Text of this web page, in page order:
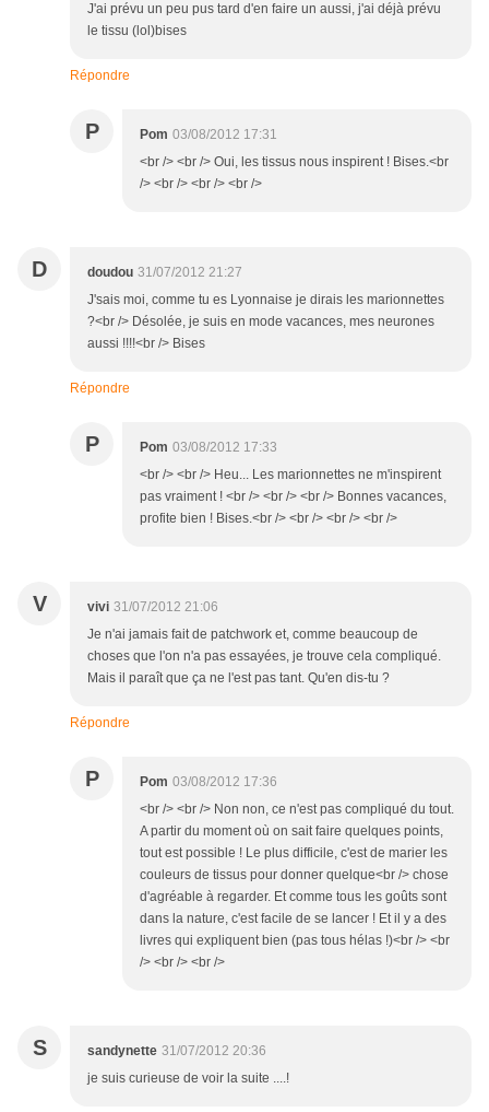
J'ai prévu un peu pus tard d'en faire un aussi, j'ai déjà prévu
le tissu (lol)bises
Répondre
P Pom 03/08/2012 17:31
<br /> <br /> Oui, les tissus nous inspirent ! Bises.<br
/> <br /> <br /> <br />
D doudou 31/07/2012 21:27
J'sais moi, comme tu es Lyonnaise je dirais les marionnettes
?<br /> Désolée, je suis en mode vacances, mes neurones
aussi !!!!<br /> Bises
Répondre
P Pom 03/08/2012 17:33
<br /> <br /> Heu... Les marionnettes ne m'inspirent
pas vraiment ! <br /> <br /> <br /> Bonnes vacances,
profite bien ! Bises.<br /> <br /> <br /> <br />
V vivi 31/07/2012 21:06
Je n'ai jamais fait de patchwork et, comme beaucoup de
choses que l'on n'a pas essayées, je trouve cela compliqué.
Mais il paraît que ça ne l'est pas tant. Qu'en dis-tu ?
Répondre
P Pom 03/08/2012 17:36
<br /> <br /> Non non, ce n'est pas compliqué du tout.
A partir du moment où on sait faire quelques points,
tout est possible ! Le plus difficile, c'est de marier les
couleurs de tissus pour donner quelque<br /> chose
d'agréable à regarder. Et comme tous les goûts sont
dans la nature, c'est facile de se lancer ! Et il y a des
livres qui expliquent bien (pas tous hélas !)<br /> <br
/> <br /> <br />
S sandynette 31/07/2012 20:36
je suis curieuse de voir la suite ....!